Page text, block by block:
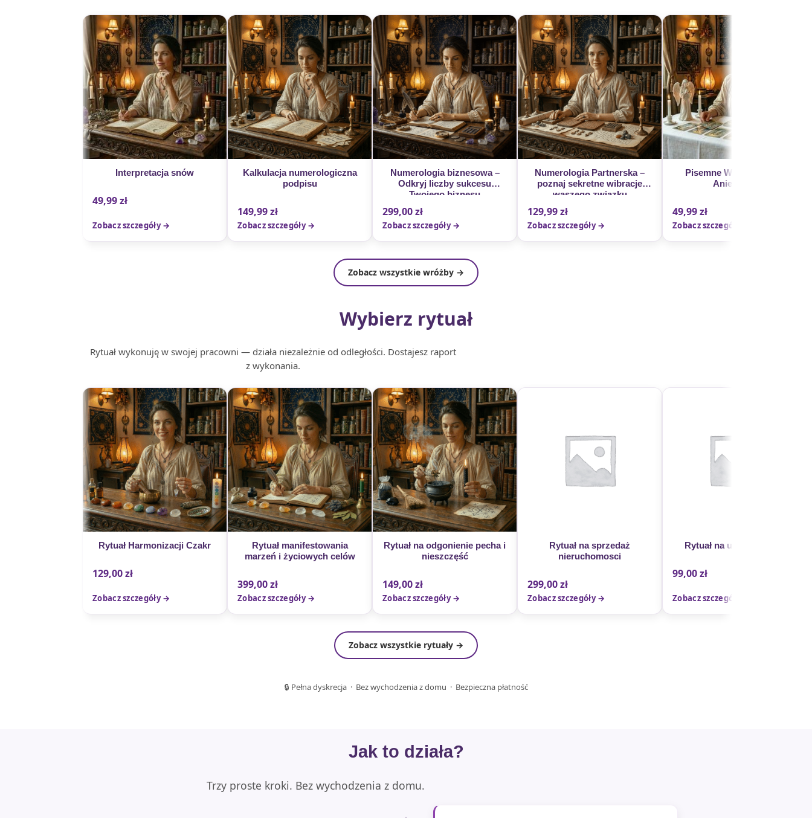
Interpretacja snów
49,99zł
Zobacz szczegóły →
Kalkulacja numerologiczna
podpisu
149,99zł
Zobacz szczegóły →
Numerologia biznesowa –
Odkryj liczby sukcesu
Twojego biznesu
299,00zł
Zobacz szczegóły →
Numerologia Partnerska –
poznaj sekretne wibracje
waszego związku
129,99zł
Zobacz szczegóły →
Pisemne Wróżby z Kart
Anielskich
49,99zł
Zobacz szczegóły →
Zobacz wszystkie wróżby →
Wybierz rytuał
Rytuał wykonuję w swojej pracowni — działa niezależnie od odległości. Dostajesz raport
z wykonania.
Rytuał Harmonizacji Czakr
129,00zł
Zobacz szczegóły →
Rytuał manifestowania
marzeń i życiowych celów
399,00zł
Zobacz szczegóły →
Rytuał na odgonienie pecha i
nieszczęść
149,00zł
Zobacz szczegóły →
Rytuał na sprzedaż
nieruchomosci
299,00zł
Zobacz szczegóły →
Rytuał na udaną podróż
99,00zł
Zobacz szczegóły →
Zobacz wszystkie rytuały →
🔒 Pełna dyskrecja · Bez wychodzenia z domu · Bezpieczna płatność
Jak to działa?
Trzy proste kroki. Bez wychodzenia z domu.